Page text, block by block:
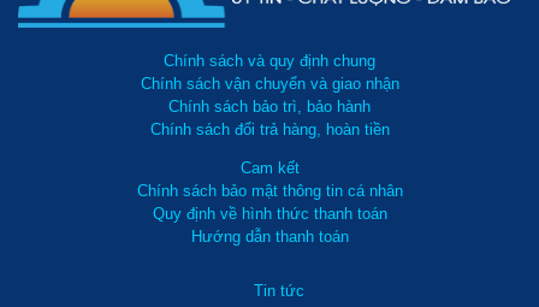
Chính sách và quy định chung
Chính sách vận chuyển và giao nhận
Chính sách bảo trì, bảo hành
Chính sách đổi trả hàng, hoàn tiền
Cam kết
Chính sách bảo mật thông tin cá nhân
Quy định về hình thức thanh toán
Hướng dẫn thanh toán
Tin tức